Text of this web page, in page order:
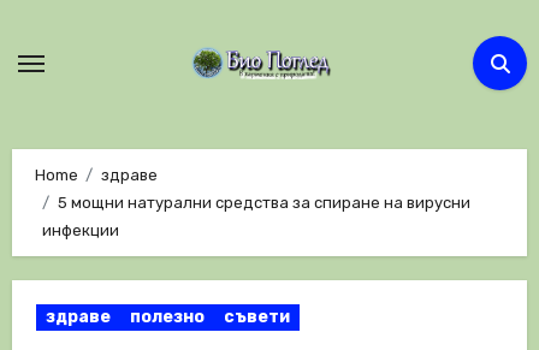
Home
здраве
5 мощни натурални средства за спиране на вирусни
инфекции
здраве полезно съвети